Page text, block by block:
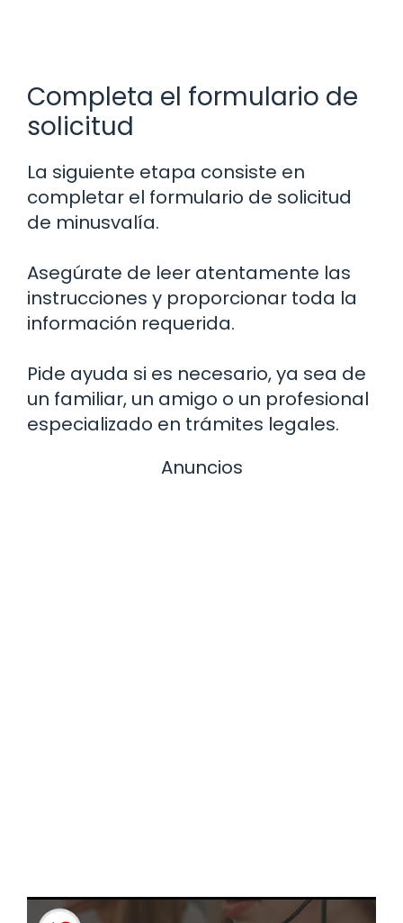
Completa el formulario de
solicitud
La siguiente etapa consiste en
completar el formulario de solicitud
de minusvalía.
Asegúrate de leer atentamente las
instrucciones y proporcionar toda la
información requerida.
Pide ayuda si es necesario, ya sea de
un familiar, un amigo o un profesional
especializado en trámites legales.
Anuncios